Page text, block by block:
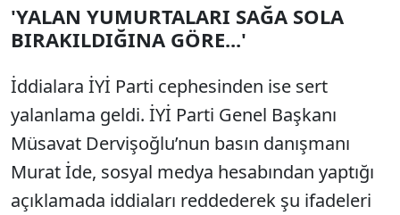
'YALAN YUMURTALARI SAĞA SOLA
BIRAKILDIĞINA GÖRE...'
İddialara İYİ Parti cephesinden ise sert
yalanlama geldi. İYİ Parti Genel Başkanı
Müsavat Dervişoğlu’nun basın danışmanı
Murat İde, sosyal medya hesabından yaptığı
açıklamada iddiaları reddederek şu ifadeleri